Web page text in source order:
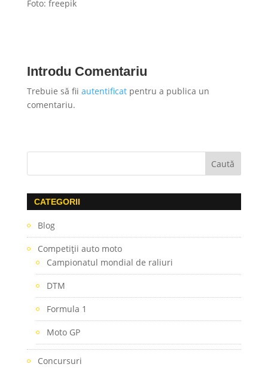
Foto: freepik
Introdu Comentariu
Trebuie să fii autentificatpentru a publica un
comentariu.
CATEGORII
Blog
Competiţii auto moto
Campionatul mondial de raliuri
DTM
Formula 1
Moto GP
Concursuri